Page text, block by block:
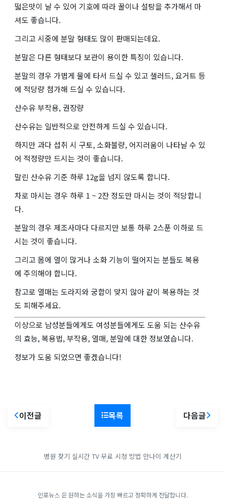
떫은맛이 날 수 있어 기호에 따라 꿀이나 설탕을 추가해서 마
셔도 좋습니다.
그리고 시중에 분말 형태도 많이 판매되는데요.
분말은 다른 형태보다 보관이 용이한 특징이 있습니다.
분말의 경우 가볍게 물에 타서 드실 수 있고 샐러드, 요거트 등
에 적당량 첨가해 드실 수 있습니다.
산수유 부작용, 권장량
산수유는 일반적으로 안전하게 드실 수 있습니다.
하지만 과다 섭취 시 구토, 소화불량, 어지러움이 나타날 수 있
어 적정량만 드시는 것이 좋습니다.
말린 산수유 기준 하루 12g을 넘지 않도록 합니다.
차로 마시는 경우 하루 1 ~ 2잔 정도만 마시는 것이 적당합니
다.
분말의 경우 제조사마다 다르지만 보통 하루 2스푼 이하로 드
시는 것이 좋습니다.
그리고 몸에 열이 많거나 소화 기능이 떨어지는 분들도 복용
에 주의해야 합니다.
참고로 열매는 도라지와 궁합이 맞지 않아 같이 복용하는 것
도 피해주세요.
이상으로 남성분들에게도 여성분들에게도 도움 되는 산수유
의 효능, 복용법, 부작용, 열매, 분말에 대한 정보였습니다.
정보가 도움 되었으면 좋겠습니다!
이전글 목록 다음글
병원 찾기 실시간 TV 무료 시청 방법 만나이 계산기
인포뉴스 은 원하는 소식을 가장 빠르고 정확하게 전달합니다.